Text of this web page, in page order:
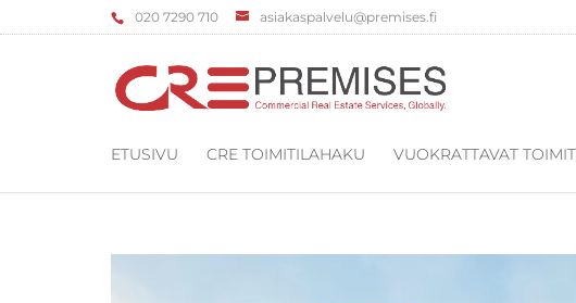
‌020 7290 710 asiakaspalvelu@premises.fi
ETUSIVU CRE TOIMITILAHAKU VUOKRATTAVAT